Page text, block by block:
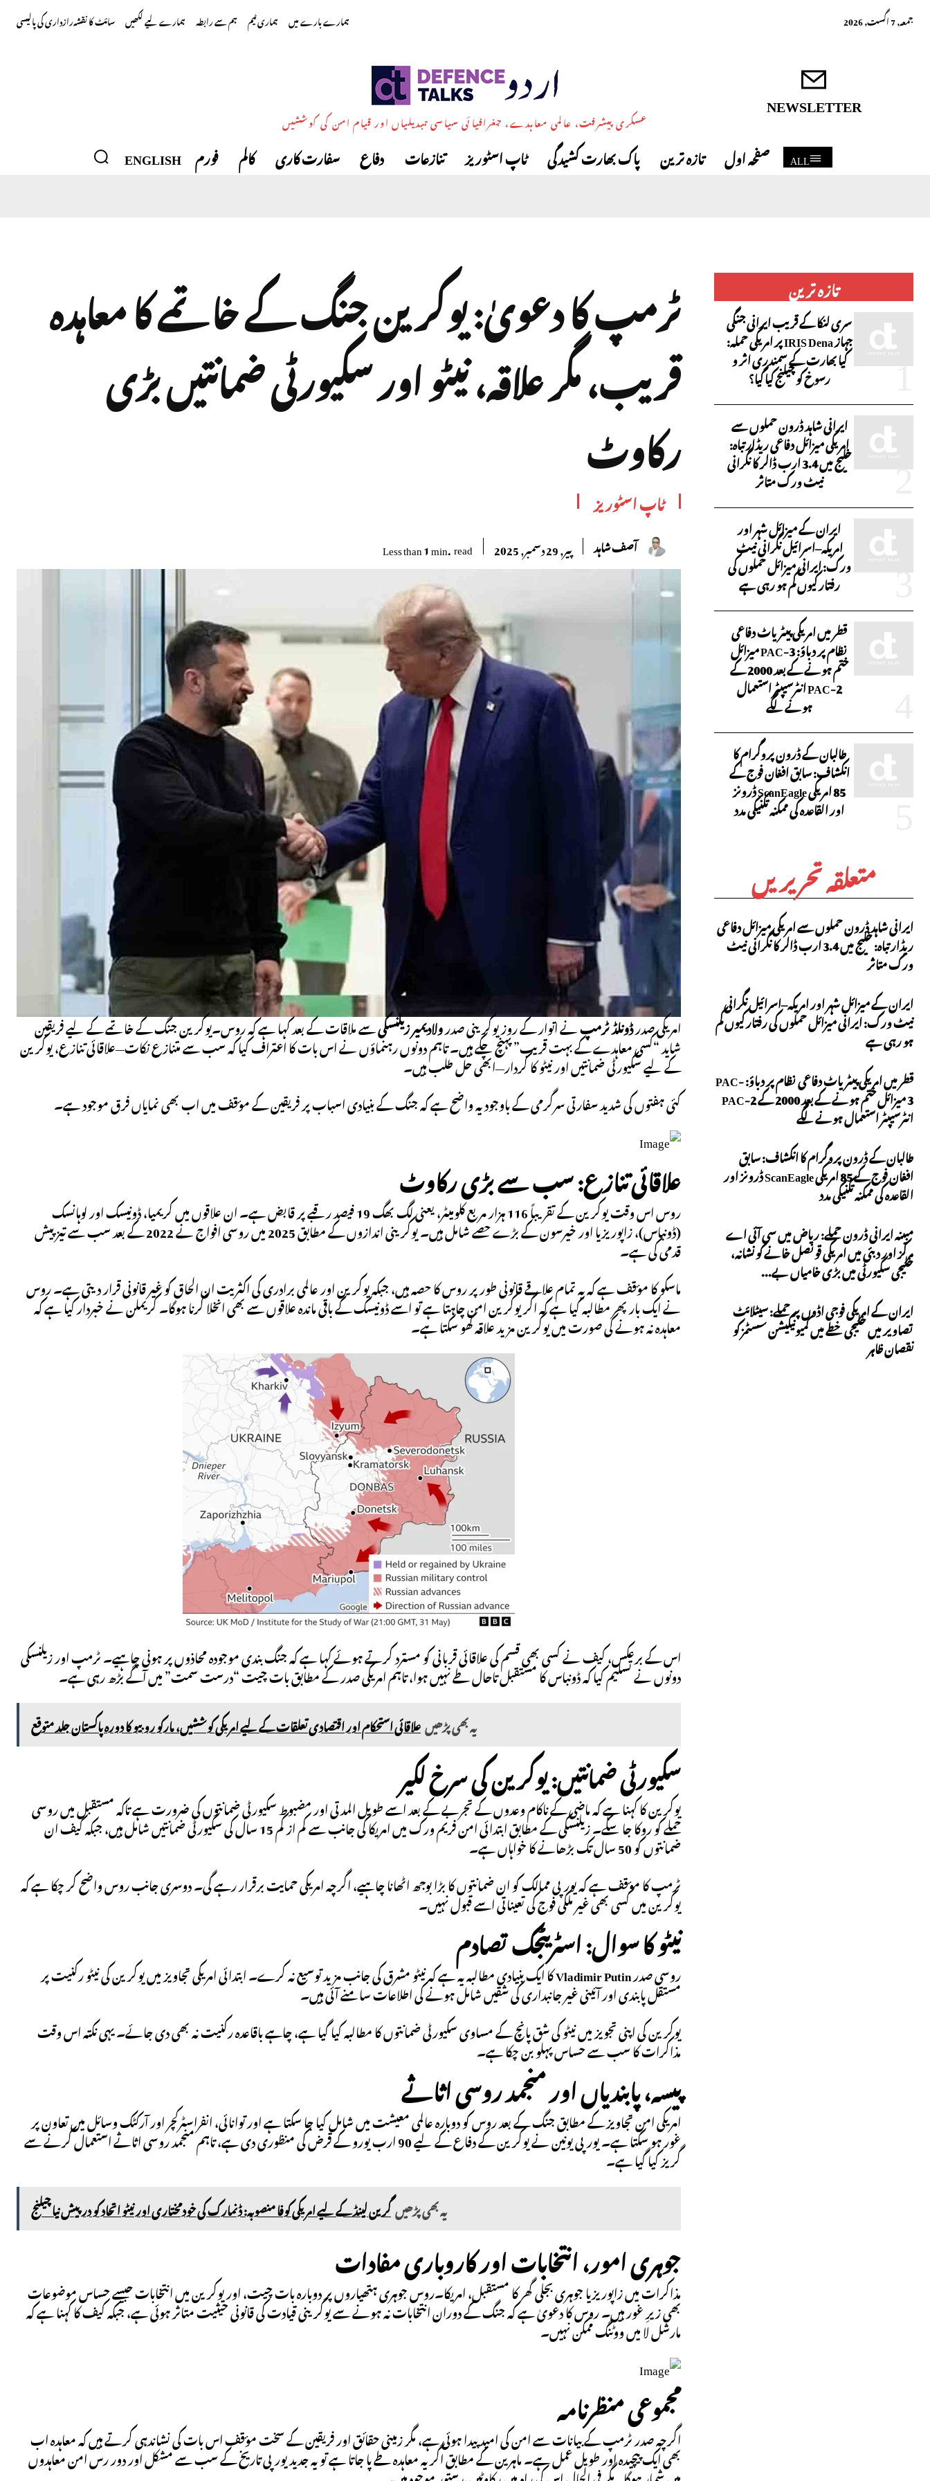
جمعہ, 7 اگست, 2026 ہمارے بارے میں ہماری ٹیم ہم سے رابطہ ہمارے لیے لکھیں سائٹ کا نقشہرازداری کی پالیسی
NEWSLETTER
عسکری پیشرفت، عالمی معاہدے، جغرافیائی سیاسی تبدیلیاں اور قیام امن کی کوششیں
ALL صفحہ اول تازہ ترین پاک بھارت کشیدگی ٹاپ اسٹوریز تنازعات دفاع سفارت کاری کالم فورم ENGLISH
تازہ ترین
سری لنکا کے قریب ایرانی جنگی
جہاز IRIS Dena پر امریکی حملہ:
کیا بھارت کے سمندری اثر و
رسوخ کو چیلنج کیا گیا؟
ایرانی شاہد ڈرون حملوں سے
امریکی میزائل دفاعی ریڈار تباہ:
خلیج میں 3.4 ارب ڈالر کا نگرانی
نیٹ ورک متاثر
ایران کے میزائل شہر اور
امریکہ–اسرائیل نگرانی نیٹ
ورک: ایرانی میزائل حملوں کی
رفتار کیوں کم ہو رہی ہے
قطر میں امریکی پیٹریاٹ دفاعی
نظام پر دباؤ: PAC-3 میزائل
ختم ہونے کے بعد 2000 کے
PAC-2 انٹرسیپٹر استعمال
ہونے لگے
طالبان کے ڈرون پروگرام کا
انکشاف: سابق افغان فوج کے
85 امریکی ScanEagle ڈرونز
اور القاعدہ کی ممکنہ تکنیکی مدد
متعلقہ تحریریں
ایرانی شاہد ڈرون حملوں سے امریکی میزائل دفاعی
ریڈار تباہ: خلیج میں 3.4 ارب ڈالر کا نگرانی نیٹ
ورک متاثر
ایران کے میزائل شہر اور امریکہ–اسرائیل نگرانی
نیٹ ورک: ایرانی میزائل حملوں کی رفتار کیوں کم
ہو رہی ہے
قطر میں امریکی پیٹریاٹ دفاعی نظام پر دباؤ: PAC-
3 میزائل ختم ہونے کے بعد 2000 کے PAC-2
انٹرسیپٹر استعمال ہونے لگے
طالبان کے ڈرون پروگرام کا انکشاف: سابق
افغان فوج کے 85 امریکی ScanEagle ڈرونز اور
القاعدہ کی ممکنہ تکنیکی مدد
مبینہ ایرانی ڈرون حملے: ریاض میں سی آئی اے
مرکز اور دبئی میں امریکی قونصل خانے کو نشانہ،
خلیجی سکیورٹی میں بڑی خامیاں بے...
ایران کے امریکی فوجی اڈوں پر حملے: سیٹلائٹ
تصاویر میں خلیجی خطے میں کمیونیکیشن سسٹمز کو
نقصان ظاہر
ٹرمپ کا دعویٰ: یوکرین جنگ کے خاتمے کا معاہدہ
قریب، مگر علاقہ، نیٹو اور سکیورٹی ضمانتیں بڑی
رکاوٹ
ٹاپ اسٹوریز
آصف شاہد پیر, 29 دسمبر, 2025 Less than 1min.read
امریکی صدرڈونلڈ ٹرمپنے اتوار کے روز یوکرینی صدرولادیمیر زیلنسکیسے ملاقات کے بعد کہا ہے کہ روس۔یوکرین جنگ کے خاتمے کے لیے فریقین
شاید “کسی معاہدے کے بہت قریب” پہنچ چکے ہیں۔ تاہم دونوں رہنماؤں نے اس بات کا اعتراف کیا کہ سب سے متنازع نکات—علاقائی تنازع، یوکرین
کے لیے سکیورٹی ضمانتیں اور نیٹو کا کردار—ابھی حل طلب ہیں۔
کئی ہفتوں کی شدید سفارتی سرگرمی کے باوجود یہ واضح ہے کہ جنگ کے بنیادی اسباب پر فریقین کے مؤقف میں اب بھی نمایاں فرق موجود ہے۔
علاقائی تنازع: سب سے بڑی رکاوٹ
روس اس وقت یوکرین کے تقریباً 116 ہزار مربع کلومیٹر، یعنی لگ بھگ 19 فیصد رقبے پر قابض ہے۔ ان علاقوں میں کریمیا، ڈونیسک اور لوہانسک
(ڈونباس)، زاپوریزیا اور خیرسون کے بڑے حصے شامل ہیں۔ یوکرینی اندازوں کے مطابق 2025 میں روسی افواج نے 2022 کے بعد سب سے تیز پیش
قدمی کی ہے۔
ماسکو کا مؤقف ہے کہ یہ تمام علاقے قانونی طور پر روس کا حصہ ہیں، جبکہ یوکرین اور عالمی برادری کی اکثریت ان الحاق کو غیر قانونی قرار دیتی ہے۔ روس
نے ایک بار پھر مطالبہ کیا ہے کہ اگر یوکرین امن چاہتا ہے تو اسے ڈونیسک کے باقی ماندہ علاقوں سے بھی انخلا کرنا ہوگا۔ کریملن نے خبردار کیا ہے کہ
معاہدہ نہ ہونے کی صورت میں یوکرین مزید علاقہ کھو سکتا ہے۔
اس کے برعکس، کیف نے کسی بھی قسم کی علاقائی قربانی کو مسترد کرتے ہوئے کہا ہے کہ جنگ بندی موجودہ محاذوں پر ہونی چاہیے۔ ٹرمپ اور زیلنسکی
دونوں نے تسلیم کیا کہ ڈونباس کا مستقبل تاحال طے نہیں ہوا، تاہم امریکی صدر کے مطابق بات چیت “درست سمت” میں آگے بڑھ رہی ہے۔
یہ بھی پڑھیںعلاقائی استحکام اور اقتصادی تعلقات کے لیے امریکی کوششیں، مارکو روبیو کا دورہ پاکستان جلد متوقع
سکیورٹی ضمانتیں: یوکرین کی سرخ لکیر
یوکرین کا کہنا ہے کہ ماضی کے ناکام وعدوں کے تجربے کے بعد اسے طویل المدتی اور مضبوط سکیورٹی ضمانتوں کی ضرورت ہے تاکہ مستقبل میں روسی
حملے کو روکا جا سکے۔ زیلنسکی کے مطابق ابتدائی امن فریم ورک میں امریکا کی جانب سے کم از کم 15 سال کی سکیورٹی ضمانتیں شامل ہیں، جبکہ کیف ان
ضمانتوں کو 50 سال تک بڑھانے کا خواہاں ہے۔
ٹرمپ کا مؤقف ہے کہ یورپی ممالک کو ان ضمانتوں کا بڑا بوجھ اٹھانا چاہیے، اگرچہ امریکی حمایت برقرار رہے گی۔ دوسری جانب روس واضح کر چکا ہے کہ
یوکرین میں کسی بھی غیر ملکی فوج کی تعیناتی اسے قبول نہیں۔
نیٹو کا سوال: اسٹریٹجک تصادم
روسی صدرVladimir Putinکا ایک بنیادی مطالبہ یہ ہے کہ نیٹو مشرق کی جانب مزید توسیع نہ کرے۔ ابتدائی امریکی تجاویز میں یوکرین کی نیٹو رکنیت پر
مستقل پابندی اور آئینی غیر جانبداری کی شقیں شامل ہونے کی اطلاعات سامنے آئی ہیں۔
یوکرین کی اپنی تجویز میں نیٹو کی شق پانچ کے مساوی سکیورٹی ضمانتوں کا مطالبہ کیا گیا ہے، چاہے باقاعدہ رکنیت نہ بھی دی جائے۔ یہی نکتہ اس وقت
مذاکرات کا سب سے حساس پہلو بن چکا ہے۔
پیسہ، پابندیاں اور منجمد روسی اثاثے
امریکی امن تجاویز کے مطابق جنگ کے بعد روس کو دوبارہ عالمی معیشت میں شامل کیا جا سکتا ہے اور توانائی، انفراسٹرکچر اور آرکٹک وسائل میں تعاون پر
غور ہو سکتا ہے۔ یورپی یونین نے یوکرین کے دفاع کے لیے 90 ارب یورو کے قرض کی منظوری دی ہے، تاہم منجمد روسی اثاثے استعمال کرنے سے
گریز کیا گیا ہے۔
یہ بھی پڑھیںگرین لینڈ کے لیے امریکی کوفا منصوبہ: ڈنمارک کی خودمختاری اور نیٹو اتحاد کو درپیش نیا چیلنج
جوہری امور، انتخابات اور کاروباری مفادات
مذاکرات میں زاپوریزیا جوہری بجلی گھر کا مستقبل، امریکا۔روس جوہری ہتھیاروں پر دوبارہ بات چیت، اور یوکرین میں انتخابات جیسے حساس موضوعات
بھی زیرِ غور ہیں۔ روس کا دعویٰ ہے کہ جنگ کے دوران انتخابات نہ ہونے سے یوکرینی قیادت کی قانونی حیثیت متاثر ہوئی ہے، جبکہ کیف کا کہنا ہے کہ
مارشل لا میں ووٹنگ ممکن نہیں۔
مجموعی منظرنامہ
اگرچہ صدر ٹرمپ کے بیانات سے امن کی امید پیدا ہوئی ہے، مگر زمینی حقائق اور فریقین کے سخت مؤقف اس بات کی نشاندہی کرتے ہیں کہ معاہدہ اب
بھی ایک پیچیدہ اور طویل عمل ہے۔ ماہرین کے مطابق اگر یہ معاہدہ طے پا جاتا ہے تو یہ جدید یورپی تاریخ کے سب سے مشکل اور دور رس امن معاہدوں